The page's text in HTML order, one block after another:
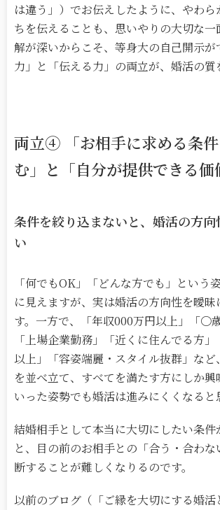
は違う」）でお伝えしたように、やわ
ちを伝えることも、思いやりの大切な一
解が深いからこそ、等身大の自己開示が
力」と「伝える力」の両立が、婚活の質
両立④
「お相手に求める条
む」と「自分が提供できる価
条件を絞り込まないと、婚活の方
い
「何でもOK 」「どんな方でも」という
に見えますが、実は婚活の方向性を曖昧
す。一方で、「年収000万円以上」「〇
「上場企業勤務」「近くに住んでる方
以上」「容姿端麗・スタイル抜群」な
を並べ立て、すべてを満たす方にしか興
いった姿勢でも婚活は進みにくくなると
結婚相手として本当に大切にしたい条件
と、目の前のお相手との「合う・合わ
断することが難しくなりるのです。
以前のブログ（「ご縁を大切にする婚